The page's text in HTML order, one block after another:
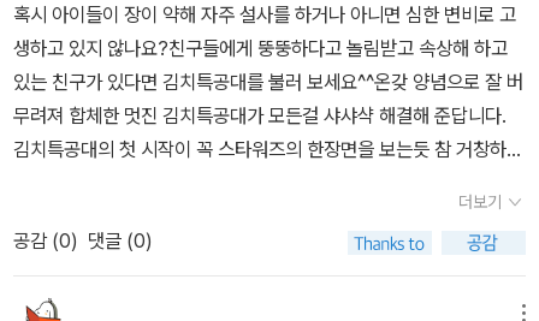
혹시 아이들이 장이 약해 자주 설사를 하거나 아니면 심한 변비로 고
생하고 있지 않나요?친구들에게 뚱뚱하다고 놀림받고 속상해 하고
있는 친구가 있다면 김치특공대를 불러 보세요^^온갖 양념으로 잘 버
무려져 합체한 멋진 김치특공대가 모든걸 샤샤샥 해결해 준답니다.
김치특공대의 첫 시작이 꼭 스타워즈의 한장면을 보는듯 참 거창하네
어 있어요,조상님들이 김치를 발명하지 못했다면 우리는 지금도 채소
를 못먹고 있을지도 몰라요,아니 지금은 배추를 겨울에도 길러 먹을
수 있으니 상관없다구요?김치특공대의 이야기를 더 들어보면 그런
더보기
공감 (0) 댓글 (0)